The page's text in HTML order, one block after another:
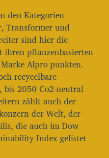
den Kategorien
Transformer und
sind hier die
ihren pflanzenbasierten
Alpro punkten.
recycelbare
bis 2050 Co2-neutral
zählt auch der
der Welt, der
die auch im Dow
Index gelistet